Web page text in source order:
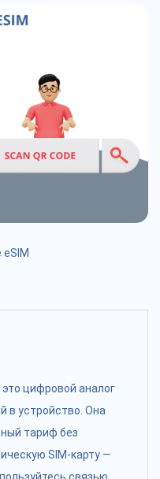
eSIM
цифровой аналог
в устройство. Она
тариф без
SIM-карту —